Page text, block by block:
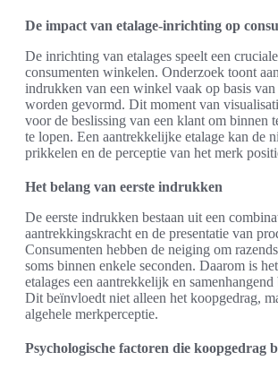
De impact van etalage-inrichting op
De inrichting van etalages speelt een
consumenten winkelen. Onderzoek toont
indrukken van een winkel vaak op basis van
worden gevormd. Dit moment van
voor de beslissing van een klant om binnen
te lopen. Een aantrekkelijke etalage kan de
prikkelen en de perceptie van het merk
Het belang van eerste indrukken
De eerste indrukken bestaan uit een
aantrekkingskracht en de presentatie van
Consumenten hebben de neiging om
soms binnen enkele seconden. Daarom is
etalages een aantrekkelijk en
Dit beïnvloedt niet alleen het koopgedrag,
algehele merkperceptie.
Psycho­logische factoren die koopgedrag